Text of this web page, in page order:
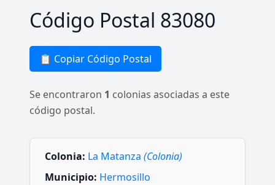
Código Postal 83080
📋 Copiar Código Postal
Se encontraron 1 colonias asociadas a este
código postal.
Colonia: La Matanza (Colonia)
Municipio: Hermosillo